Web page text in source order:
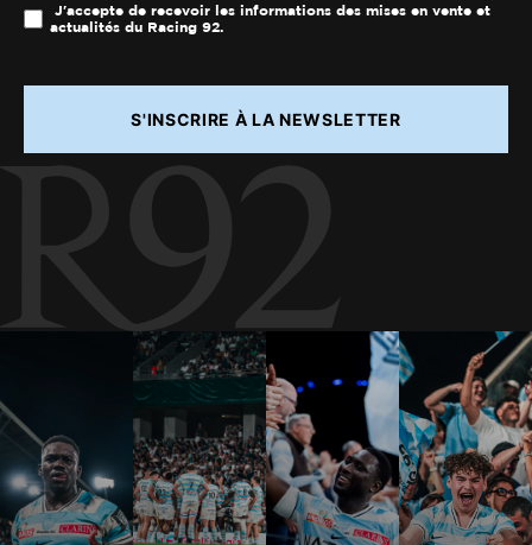
J'accepte de recevoir les informations des mises en vente et
actualités du Racing 92.
S'INSCRIRE À LA NEWSLETTER